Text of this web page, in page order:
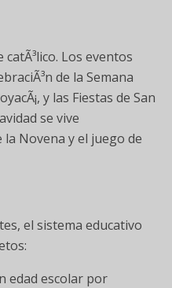
Los eventos
de la Semana
y las Fiestas de San
se vive
Novena y el juego de
el sistema educativo
edad escolar por